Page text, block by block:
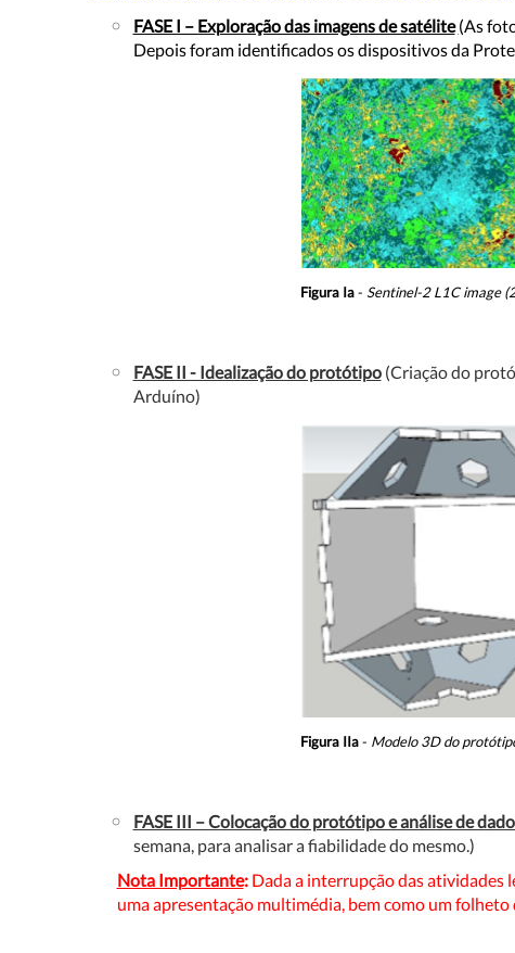
FASE I – Exploração das imagens de satélite (As
Depois foram identificados os dispositivos da
Figura Ia- Sentinel-2 L1C image
FASE II - Idealização do protótipo(Criação do
Arduíno)
Figura IIa- Modelo 3D do
FASE III – Colocação do protótipo e análise de
semana, para analisar a fiabilidade do mesmo.)
Nota Importante: Dada a interrupção das atividades
uma apresentação multimédia, bem como um